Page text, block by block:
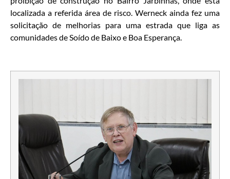
localizada a referida área de risco. Werneck ainda fez uma
solicitação de melhorias para uma estrada que liga as
comunidades de Soído de Baixo e Boa Esperança.